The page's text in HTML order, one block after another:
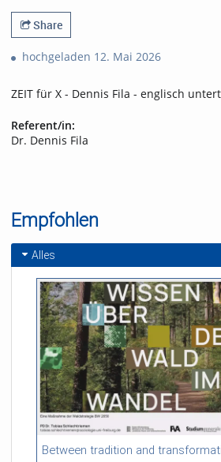
Share
hochgeladen 12. Mai 2026
ZEIT für X - Dennis Fila - englisch
Referent/in:
Dr. Dennis Fila
Empfohlen
Alles
54:13 duration